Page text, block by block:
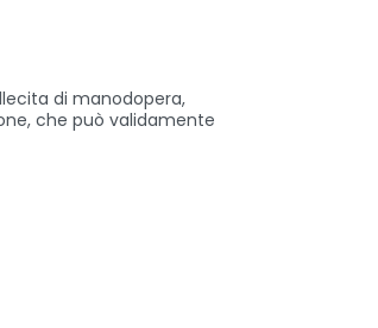
di manodopera,
che può validamente